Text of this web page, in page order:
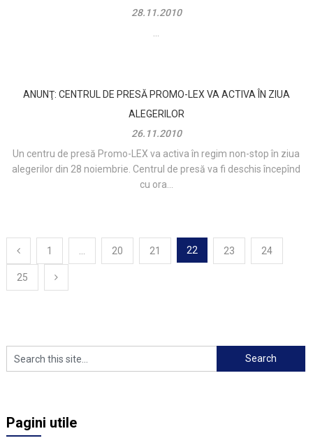
28.11.2010
...
ANUNŢ: CENTRUL DE PRESĂ PROMO-LEX VA ACTIVA ÎN ZIUA
ALEGERILOR
26.11.2010
Un centru de presă Promo-LEX va activa în regim non-stop în ziua
alegerilor din 28 noiembrie. Centrul de presă va fi deschis începînd
cu ora...
Navigare
în
1 … 20 21 22 23 24
25
Pagini utile